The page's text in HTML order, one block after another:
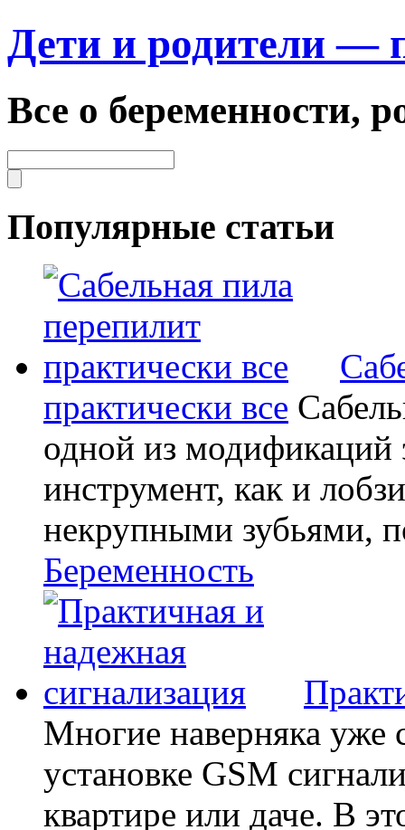
Дети и родители —
Все о беременности,
Популярные статьи
практически все
одной из модификаций
инструмент, как и
некрупными зубьями,
Беременность
Многие наверняка уже
установке GSM
квартире или даче. В